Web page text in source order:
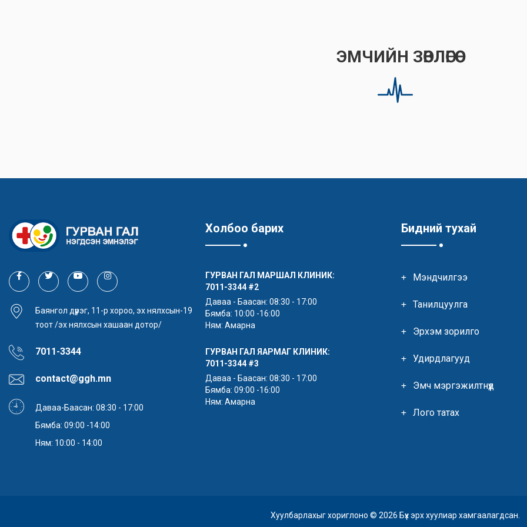
ЭМЧИЙН ЗӨВЛӨГӨӨ
Баянгол дүүрэг, 11-р хороо, эх нялхсын-19
тоот /эх нялхсын хашаан дотор/
7011-3344
contact@ggh.mn
Даваа-Баасан: 08:30 - 17:00
Бямба: 09:00 -14:00
Ням: 10:00 - 14:00
Холбоо барих
ГУРВАН ГАЛ МАРШАЛ КЛИНИК:
7011-3344#2
Даваа - Баасан: 08:30 - 17:00
Бямба: 10:00 -16:00
Ням: Амарна
ГУРВАН ГАЛ ЯАРМАГ КЛИНИК:
7011-3344#3
Даваа - Баасан: 08:30 - 17:00
Бямба: 09:00 -16:00
Ням: Амарна
Бидний тухай
Мэндчилгээ
Танилцуулга
Эрхэм зорилго
Удирдлагууд
Эмч мэргэжилтнүүд
Лого татах
Хуулбарлахыг хориглоно © 2026 Бүх эрх хуулиар хамгаалагдсан.